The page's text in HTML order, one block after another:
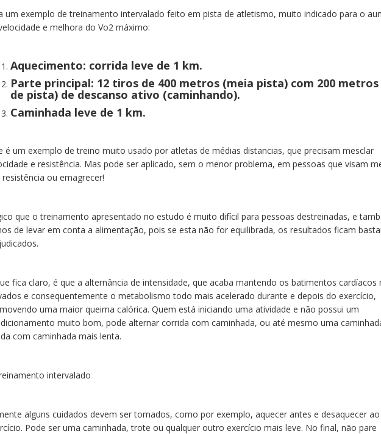
um exemplo de treinamento intervalado feito em pista de atletismo, muito indicado para o
e melhora do Vo2 máximo:
Aquecimento: corrida leve de 1 km.
Parte principal: 12 tiros de 400 metros (meia pista) com 200 metros
de pista) de descanso ativo (caminhando).
Caminhada leve de 1 km.
é um exemplo de treino muito usado por atletas de médias distancias, que precisam mesclar
e resistência. Mas pode ser aplicado, sem o menor problema, em pessoas que visam
resistência ou emagrecer!
que o treinamento apresentado no estudo é muito difícil para pessoas destreinadas, e
de levar em conta a alimentação, pois se esta não for equilibrada, os resultados ficam
fica claro, é que a alternância de intensidade, que acaba mantendo os batimentos cardíacos
e consequentemente o metabolismo todo mais acelerado durante e depois do exercício,
uma maior queima calórica. Quem está iniciando uma atividade e não possui um
muito bom, pode alternar corrida com caminhada, ou até mesmo uma
com caminhada mais lenta.
alguns cuidados devem ser tomados, como por exemplo, aquecer antes e desaquecer
Pode ser uma caminhada, trote ou qualquer outro exercício mais leve. No final, não pare